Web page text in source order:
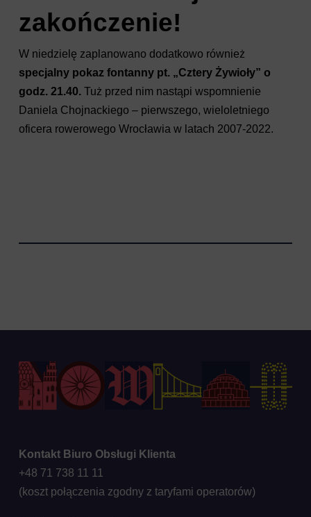
zakończenie!
W niedzielę zaplanowano dodatkowo również
specjalny pokaz fontanny pt. „Cztery Żywioły” o
godz. 21.40. Tuż przed nim nastąpi wspomnienie
Daniela Chojnackiego – pierwszego, wieloletniego
oficera rowerowego Wrocławia w latach 2007-2022.
Kontakt Biuro Obsługi Klienta
+48 71 738 11 11
(koszt połączenia zgodny z taryfami operatorów)